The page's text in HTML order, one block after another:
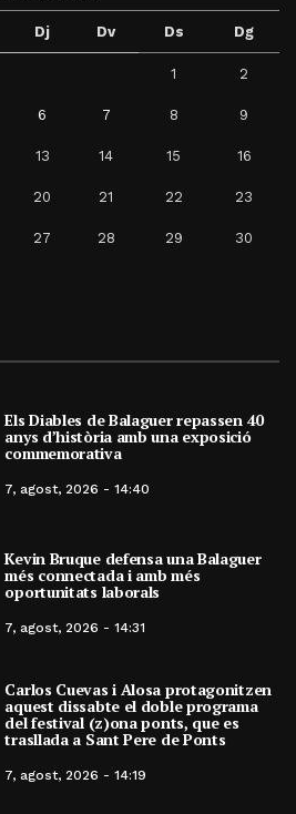
Dj Dv Ds Dg
1 2
6 7 8 9
13 14 15 16
20 21 22 23
27 28 29 30
Els Diables de Balaguer repassen 40
anys d’història amb una exposició
commemorativa
7, agost, 2026 - 14:40
Kevin Bruque defensa una Balaguer
més connectada i amb més
oportunitats laborals
7, agost, 2026 - 14:31
Carlos Cuevas i Alosa protagonitzen
aquest dissabte el doble programa
del festival (z)ona ponts, que es
trasllada a Sant Pere de Ponts
7, agost, 2026 - 14:19